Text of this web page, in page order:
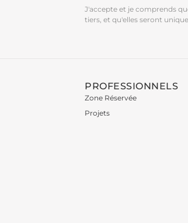
J'accepte et je comprends
tiers, et qu'elles seront
PROFESSIONNELS
Zone Réservée
Projets